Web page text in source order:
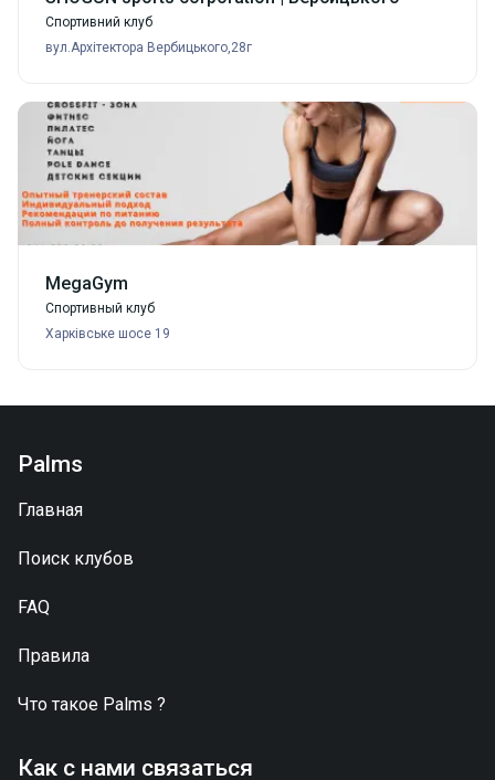
Спортивний клуб
вул.Архітектора Вербицького,28г
MegaGym
Спортивный клуб
Харківське шосе 19
Palms
Главная
Поиск клубов
FAQ
Правила
Что такое Palms ?
Как с нами связаться